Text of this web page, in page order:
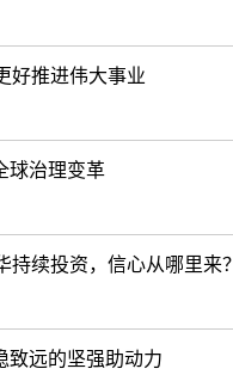
好推进伟大事业
球治理变革
持续投资，信心从哪里来？
致远的坚强助动力